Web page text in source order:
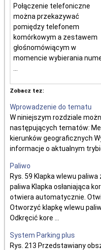
Połączenie telefoniczne
można przekazywać
pomiędzy telefonem
komórkowym a zestawem
głośnomówiącym w
momencie wybierania
Zobacz tez:
Wprowadzenie do tematu
W niniejszym rozdziale
następujących tematów:
kierunków geograficznych
informacje o aktualnym
Paliwo
Rys. 59 Klapka wlewu
paliwa Klapka osłaniająca
otwiera automatycznie.
Otworzyć klapkę wlewu
Odkręcić kore ...
System Parking plus
Rys. 213 Przedstawiany